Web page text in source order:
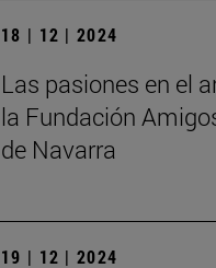
18 | 12 | 2024
Las pasiones en el
la Fundación
de Navarra
19 | 12 | 2024